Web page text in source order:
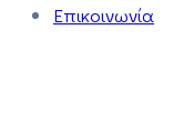
Επικοινωνία